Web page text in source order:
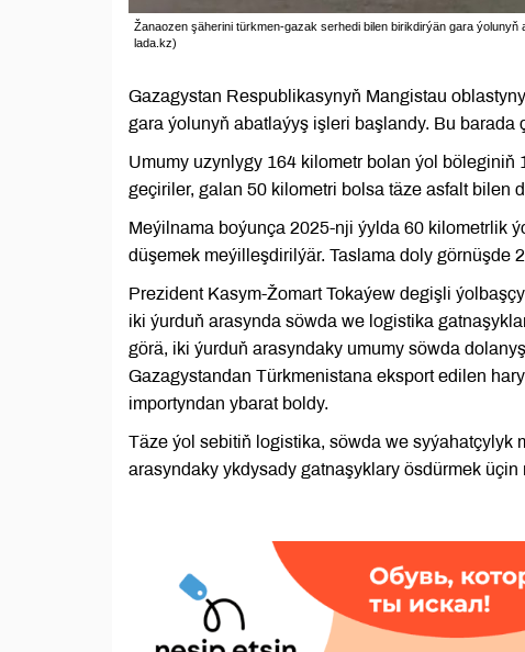
Žanaozen şäherini türkmen-gazak serhedi bilen birikdirýän gara
lada.kz)
Gazagystan Respublikasynyň Mangistau
gara ýolunyň abatlaýyş işleri başlandy. Bu barada
Umumy uzynlygy 164 kilometr bolan ýol
geçiriler, galan 50 kilometri bolsa täze asfalt bilen
Meýilnama boýunça 2025-nji ýylda 60 kilometrlik
düşemek meýilleşdirilýär. Taslama doly görnüşde
Prezident Kasym-Žomart Tokaýew degişli
iki ýurduň arasynda söwda we logistika
görä, iki ýurduň arasyndaky umumy söwda
Gazagystandan Türkmenistana eksport edilen
importyndan ybarat boldy.
Täze ýol sebitiň logistika, söwda we syýahatçylyk
arasyndaky ykdysady gatnaşyklary ösdürmek üçin